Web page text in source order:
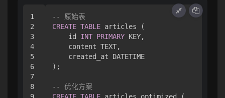
1
2
3
4
5
6
7
8
-- 原始表
CREATE TABLE articles (
    id
INT PRIMARY KEY,
    content TEXT,
    created_at DATETIME
);
-- 优化方案